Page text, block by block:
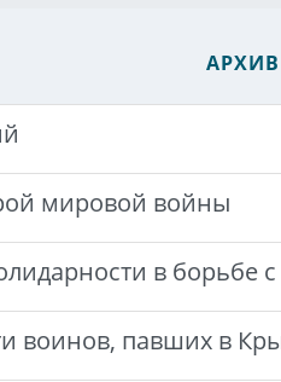
мировой войны
в борьбе
воинов, павших в